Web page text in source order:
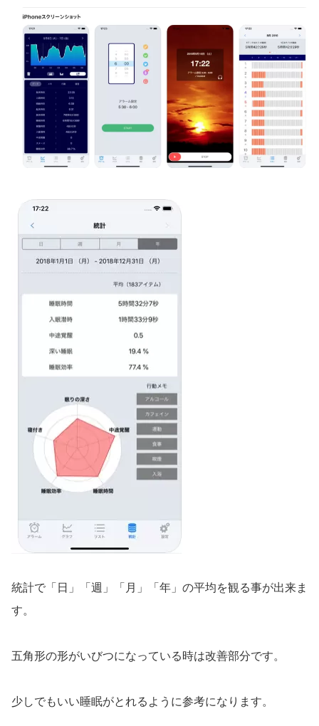
統計で「日」「週」「月」「年」の平均を観る事が出来ま
す。
五角形の形がいびつになっている時は改善部分です。
少しでもいい睡眠がとれるように参考になります。